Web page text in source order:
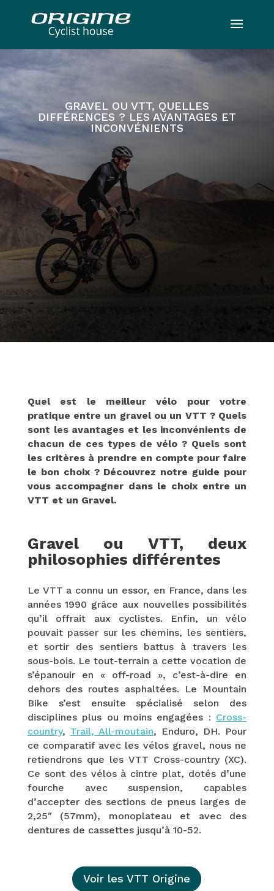
GRAVEL OU VTT, QUELLES
DIFFÉRENCES ? LES AVANTAGES ET
INCONVÉNIENTS
Quel est le meilleur vélo pour votre
pratique entre un gravel ou un VTT ? Quels
sont les avantages et les inconvénients de
chacun de ces types de vélo ? Quels sont
les critères à prendre en compte pour faire
le bon choix ? Découvrez notre guide pour
vous accompagner dans le choix entre un
VTT et un Gravel.
Gravel ou VTT, deux
philosophies différentes
Le VTT a connu un essor, en France, dans les
années 1990 grâce aux nouvelles possibilités
qu’il offrait aux cyclistes. Enfin, un vélo
pouvait passer sur les chemins, les sentiers,
et sortir des sentiers battus à travers les
sous-bois. Le tout-terrain a cette vocation de
s’épanouir en « off-road », c’est-à-dire en
dehors des routes asphaltées. Le Mountain
Bike s’est ensuite spécialisé selon des
disciplines plus ou moins engagées : Cross-
country, Trail, All-moutain, Enduro, DH. Pour
ce comparatif avec les vélos gravel, nous ne
retiendrons que les VTT Cross-country (XC).
Ce sont des vélos à cintre plat, dotés d’une
fourche avec suspension, capables
d’accepter des sections de pneus larges de
2,25″ (57mm), monoplateau et avec des
dentures de cassettes jusqu’à 10-52.
Voir les VTT Origine